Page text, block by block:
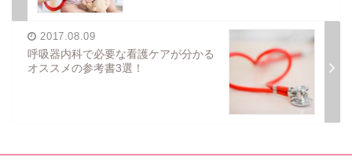
2017.08.09
呼吸器内科で必要な看護ケアが分かる
オススメの参考書3選！